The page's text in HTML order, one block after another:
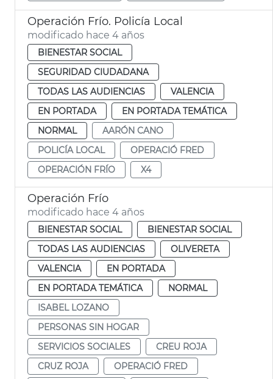
Operación Frío. Policía Local
modificado hace 4 años
BIENESTAR SOCIAL
SEGURIDAD CIUDADANA
TODAS LAS AUDIENCIAS
VALENCIA
EN PORTADA
EN PORTADA TEMÁTICA
NORMAL
AARÓN CANO
POLICÍA LOCAL
OPERACIÓ FRED
OPERACIÓN FRÍO
X4
Operación Frío
modificado hace 4 años
BIENESTAR SOCIAL
BIENESTAR SOCIAL
TODAS LAS AUDIENCIAS
OLIVERETA
VALENCIA
EN PORTADA
EN PORTADA TEMÁTICA
NORMAL
ISABEL LOZANO
PERSONAS SIN HOGAR
SERVICIOS SOCIALES
CREU ROJA
CRUZ ROJA
OPERACIÓ FRED